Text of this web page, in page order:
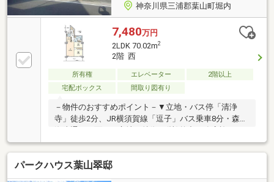
神奈川県三浦郡葉山町堀内
7,480万円
2LDK 70.02m2
2階 西
所有権 エレベーター
2階以上
宅配ボックス
間取り図有り
－物件のおすすめポイント－▼立地・バス停「清浄
寺」徒歩2分、JR横須賀線「逗子」バス乗車8分・森戸
海岸通りに面した立地▼特徴・(株)竹中工務店施工・
LDKは約16.6帖・開放的なハイサッシ・シースルーバ
ルコニーを採用・各洋室・廊下等に収納を設置・玄関
から室内が見えにくく、プライバシーを保ちやすい設
計・24時間セキュリティ採用▼設備・宅配ボックス▼
パークハウス葉山翠邸